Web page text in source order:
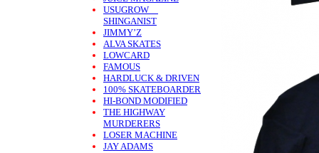
USUGROW
SHINGANIST
JIMMY’Z
ALVA SKATES
LOWCARD
FAMOUS
HARDLUCK & DRIVEN
100% SKATEBOARDER
HI-BOND MODIFIED
THE HIGHWAY
MURDERERS
LOSER MACHINE
JAY ADAMS